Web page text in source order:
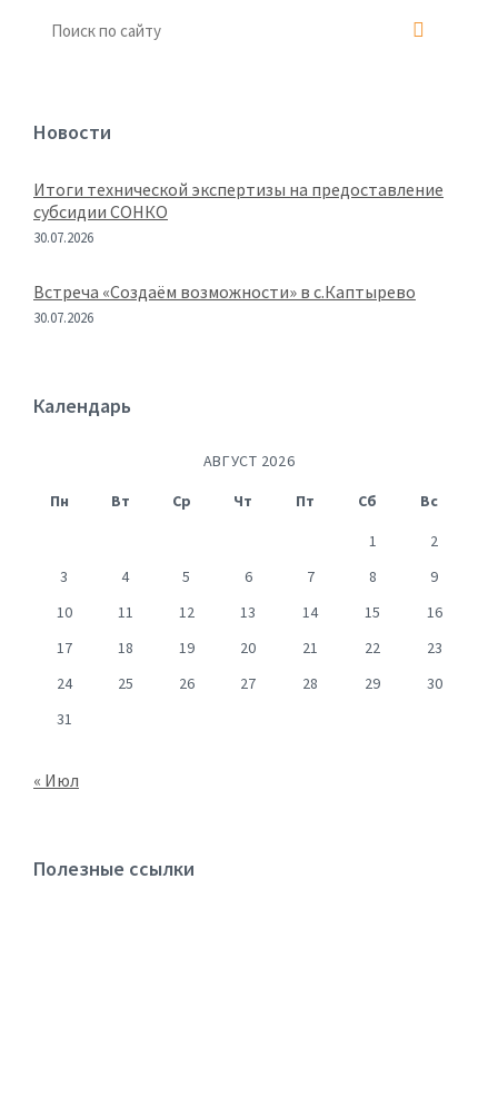
Новости
Итоги технической экспертизы на предоставление
субсидии СОНКО
30.07.2026
Встреча «Создаём возможности» в с.Каптырево
30.07.2026
Календарь
АВГУСТ 2026
Пн
Вт Ср Чт Пт Сб
Вс
1
2
3
4 5 6 7 8
9
10
11 12 13 14 15
16
17
18 19 20 21 22
23
24
25 26 27 28 29
30
31
« Июл
Полезные ссылки